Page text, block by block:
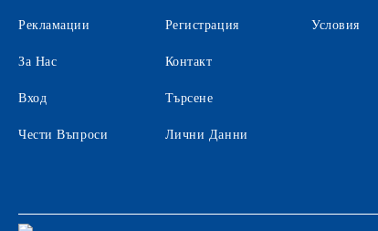
Рекламации
За Нас
Вход
Чести Въпроси
Регистрация
Контакт
Търсене
Лични Данни
Условия